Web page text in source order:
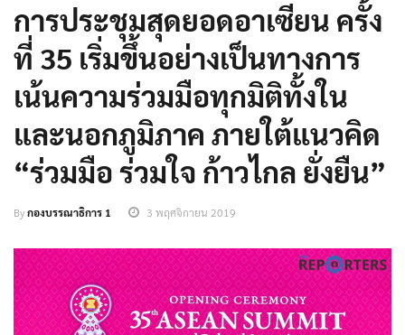
การประชุมสุดยอดอาเซียน ครั้ง
ที่ 35 เริ่มขึ้นอย่างเป็นทางการ
เน้นความร่วมมือทุกมิติทั้งใน
และนอกภูมิภาค ภายใต้แนวคิด
“ร่วมมือ ร่วมใจ ก้าวไกล ยั่งยืน”
Byกองบรรณาธิการ 1 3 พฤศจิกายน 2019